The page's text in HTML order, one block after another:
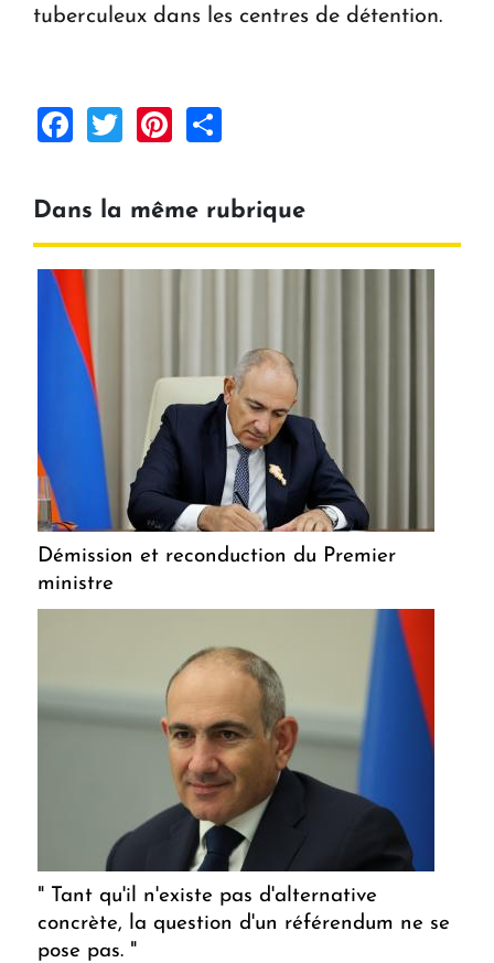
tuberculeux dans les centres de détention.
Facebook
TwitterPinterest
Dans la même rubrique
Démission et reconduction du Premier
ministre
" Tant qu'il n'existe pas d'alternative
concrète, la question d'un référendum ne se
pose pas. "